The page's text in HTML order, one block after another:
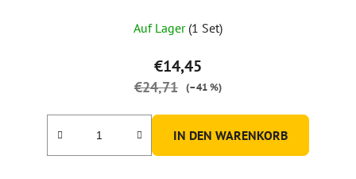
Auf Lager (1 Set)
€14,45
€24,71 (–41 %)
IN DEN WARENKORB